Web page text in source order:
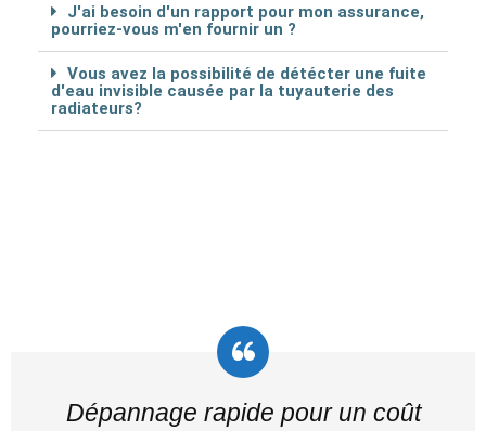
J'ai besoin d'un rapport pour mon assurance,
pourriez-vous m'en fournir un ?
Vous avez la possibilité de détécter une fuite
d'eau invisible causée par la tuyauterie des
radiateurs?
Dépannage rapide pour un coût